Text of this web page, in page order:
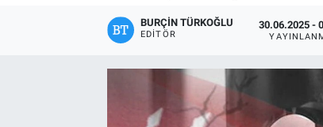
BURÇIN TÜRKOĞLU
EDITÖR
30.06.2025 -
RESMİ İLANLAR